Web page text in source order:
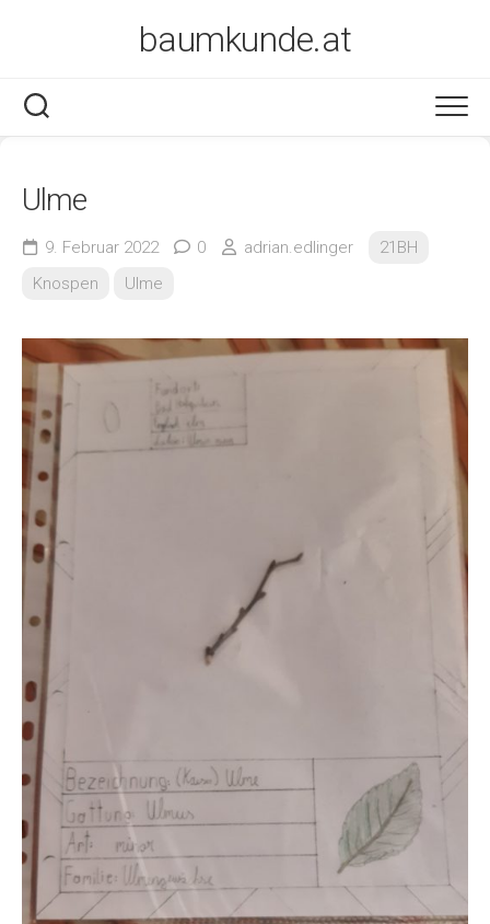
baumkunde.at
Ulme
9. Februar 2022 0 adrian.edlinger
21BH
Knospen
Ulme